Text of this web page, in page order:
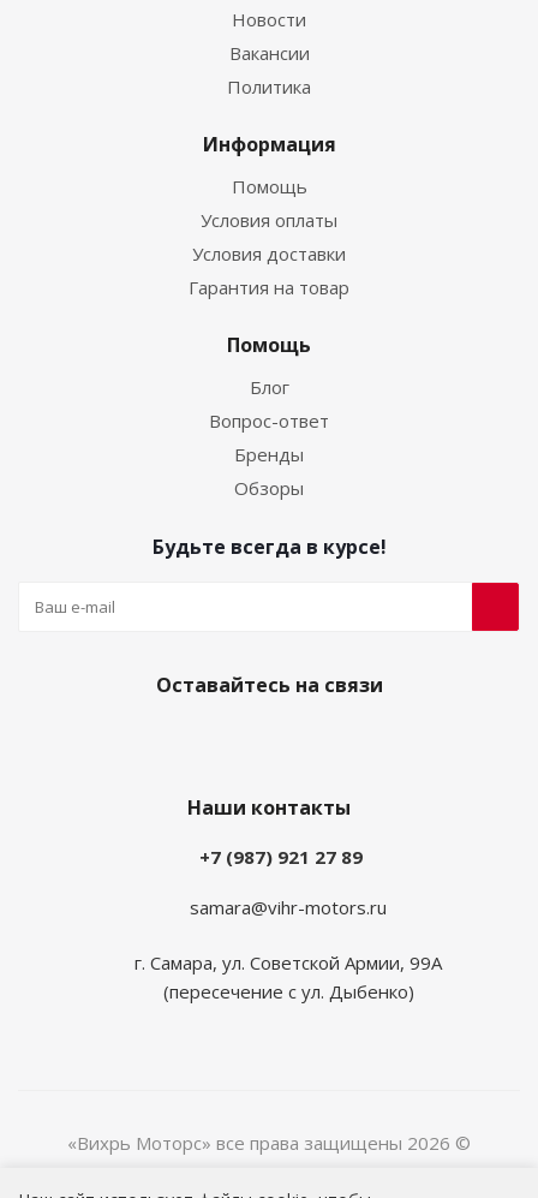
Новости
Вакансии
Политика
Информация
Помощь
Условия оплаты
Условия доставки
Гарантия на товар
Помощь
Блог
Вопрос-ответ
Бренды
Обзоры
Будьте всегда в курсе!
Оставайтесь на связи
Наши контакты
+7 (987) 921 27 89
samara@vihr-motors.ru
г. Самара, ул. Советской Армии, 99А
(пересечение с ул. Дыбенко)
«Вихрь Моторс» все права защищены 2026 ©